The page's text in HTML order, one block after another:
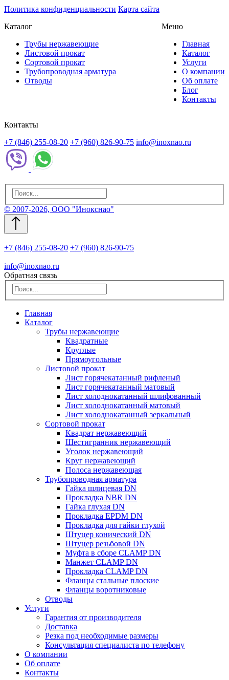
Политика конфиденциальности Карта сайта
Каталог
Трубы нержавеющие
Листовой прокат
Сортовой прокат
Трубопроводная арматура
Отводы
Меню
Главная
Каталог
Услуги
О компании
Об оплате
Блог
Контакты
Контакты
+7 (846) 255-08-20 +7 (960) 826-90-75 info@inoxnao.ru
© 2007-2026, ООО "Инокснао"
+7 (846) 255-08-20 +7 (960) 826-90-75
info@inoxnao.ru
Обратная связь
Главная
Каталог
Трубы нержавеющие
Квадратные
Круглые
Прямоугольные
Листовой прокат
Лист горячекатанный рифленый
Лист горячекатанный матовый
Лист холоднокатанный шлифованный
Лист холоднокатанный матовый
Лист холоднокатанный зеркальный
Сортовой прокат
Квадрат нержавеющий
Шестигранник нержавеющий
Уголок нержавеющий
Круг нержавеющий
Полоса нержавеющая
Трубопроводная арматура
Гайка шлицевая DN
Прокладка NBR DN
Гайка глухая DN
Прокладка EPDM DN
Прокладка для гайки глухой
Штуцер конический DN
Штуцер резьбовой DN
Муфта в сборе CLAMP DN
Манжет CLAMP DN
Прокладка CLAMP DN
Фланцы стальные плоские
Фланцы воротниковые
Отводы
Услуги
Гарантия от производителя
Доставка
Резка под необходимые размеры
Консультация специалиста по телефону
О компании
Об оплате
Контакты